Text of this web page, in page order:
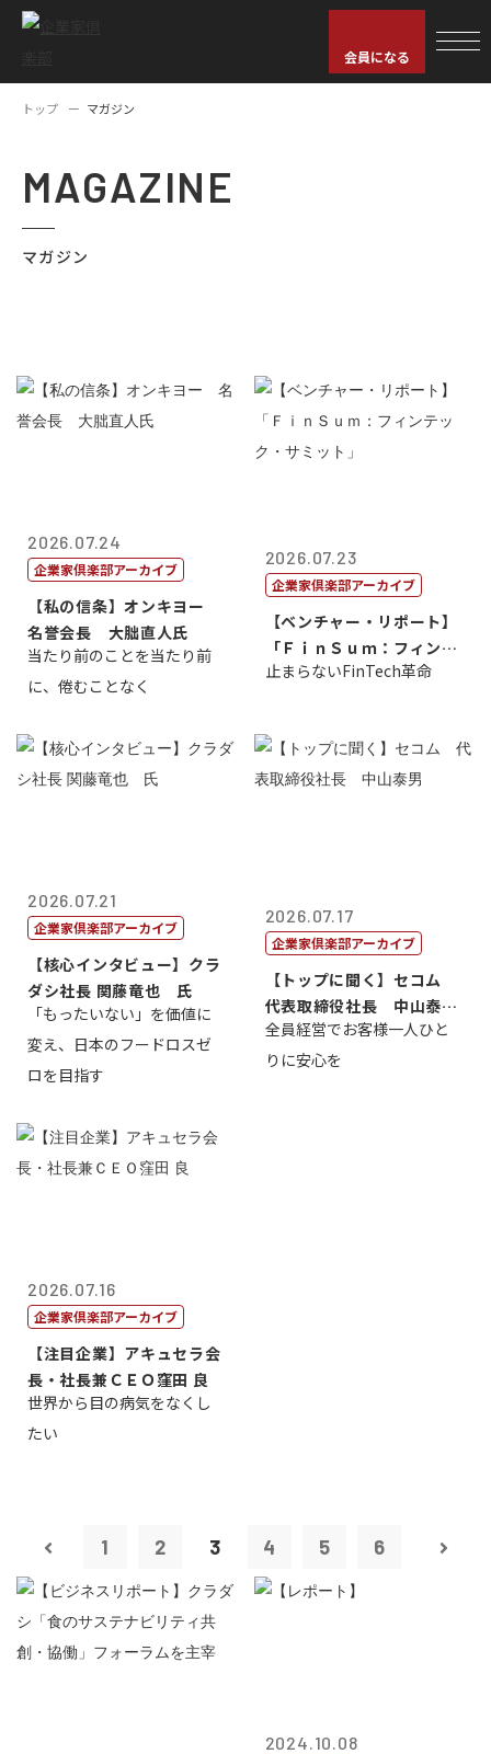
会員になる
トップ マガジン
MAGAZINE
マガジン
2026.07.24
企業家倶楽部アーカイブ
【私の信条】オンキヨー
名誉会長 大朏直人氏
当たり前のことを当たり前
に、倦むことなく
2026.07.23
企業家倶楽部アーカイブ
【ベンチャー・リポート】
「ＦｉｎＳｕｍ：フィンテ
ック・サミッ...
止まらないFinTech革命
2026.07.21
企業家倶楽部アーカイブ
【核心インタビュー】クラ
ダシ社長 関藤竜也 氏
「もったいない」を価値に
変え、日本のフードロスゼ
ロを目指す
2026.07.17
企業家倶楽部アーカイブ
【トップに聞く】セコム
代表取締役社長 中山泰
男
全員経営でお客様一人ひと
りに安心を
2026.07.16
企業家倶楽部アーカイブ
【注目企業】アキュセラ会
長・社長兼ＣＥＯ窪田 良
世界から目の病気をなくし
たい
1 2 3 4 5 6
2024.10.08